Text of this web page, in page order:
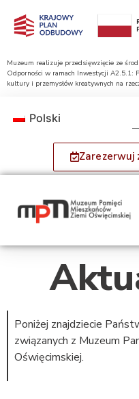
Muzeum realizuje przedsięwzięcie ze
Odporności w ramach Inwestycji A2.5.1:
kultury i przemysłów kreatywnych na
Zarezerwuj
Polski
Poniżej znajdziecie
związanych z Muzeum
Oświęcimskiej.